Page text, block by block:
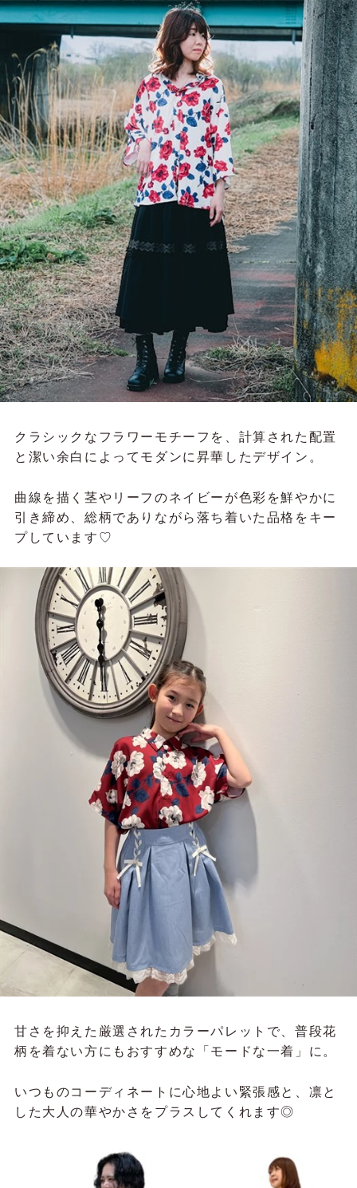
クラシックなフラワーモチーフを、計算された配置
と潔い余白によってモダンに昇華したデザイン。
曲線を描く茎やリーフのネイビーが色彩を鮮やかに
引き締め、総柄でありながら落ち着いた品格をキー
プしています♡
甘さを抑えた厳選されたカラーパレットで、普段花
柄を着ない方にもおすすめな「モードな一着」に。
いつものコーディネートに心地よい緊張感と、凛と
した大人の華やかさをプラスしてくれます◎